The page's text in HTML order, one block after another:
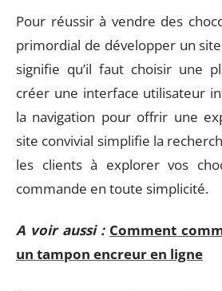
Pour réussir à vendre des
primordial de développer un
signifie qu’il faut choisir une
créer une interface utilisateur
la navigation pour offrir une
site convivial simplifie la
les clients à explorer vos
commande en toute simplicité.
A voir aussi : Comment
un tampon encreur en ligne